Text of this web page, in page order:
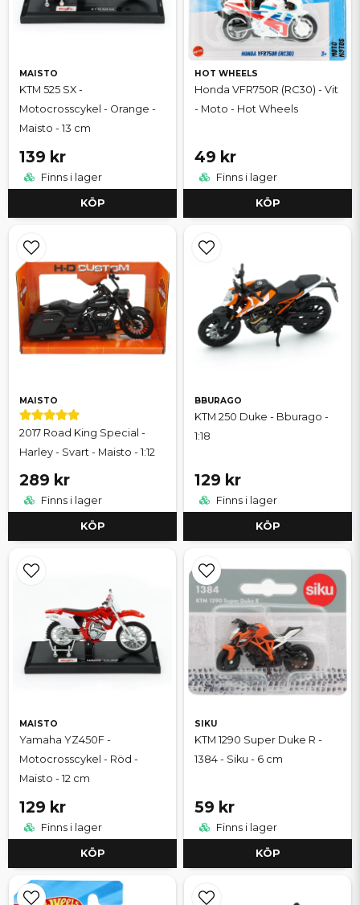
MAISTO
KTM 525 SX -
Motocrosscykel - Orange -
Maisto - 13 cm
139 kr
Finns i lager
KÖP
HOT WHEELS
Honda VFR750R (RC30) - Vit
- Moto - Hot Wheels
49 kr
Finns i lager
KÖP
MAISTO
2017 Road King Special -
Harley - Svart - Maisto - 1:12
289 kr
Finns i lager
KÖP
BBURAGO
KTM 250 Duke - Bburago -
1:18
129 kr
Finns i lager
KÖP
MAISTO
Yamaha YZ450F -
Motocrosscykel - Röd -
Maisto - 12 cm
129 kr
Finns i lager
KÖP
SIKU
KTM 1290 Super Duke R -
1384 - Siku - 6 cm
59 kr
Finns i lager
KÖP